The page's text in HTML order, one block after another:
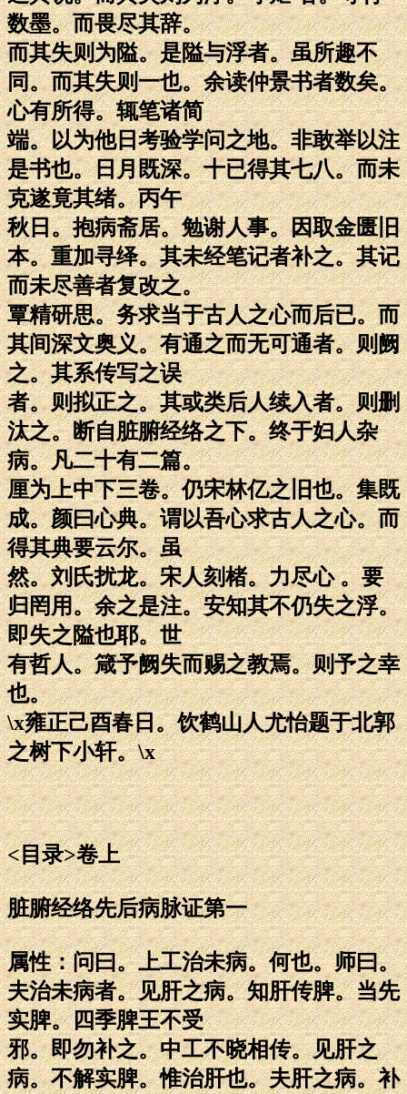
数墨。而畏尽其辞。
而其失则为隘。是隘与浮者。虽所趣不
同。而其失则一也。余读仲景书者数矣。
心有所得。辄笔诸简
端。以为他日考验学问之地。非敢举以注
是书也。日月既深。十已得其七八。而未
克遂竟其绪。丙午
秋日。抱病斋居。勉谢人事。因取金匮旧
本。重加寻绎。其未经笔记者补之。其记
而未尽善者复改之。
覃精研思。务求当于古人之心而后已。而
其间深文奥义。有通之而无可通者。则阙
之。其系传写之误
者。则拟正之。其或类后人续入者。则删
汰之。断自脏腑经络之下。终于妇人杂
病。凡二十有二篇。
厘为上中下三卷。仍宋林亿之旧也。集既
成。颜曰心典。谓以吾心求古人之心。而
得其典要云尔。虽
然。刘氏扰龙。宋人刻楮。力尽心 。要
归罔用。余之是注。安知其不仍失之浮。
即失之隘也耶。世
有哲人。箴予阙失而赐之教焉。则予之幸
也。
\x雍正己酉春日。饮鹤山人尤怡题于北郭
之树下小轩。\x
<目录>卷上
脏腑经络先后病脉证第一
属性：问曰。上工治未病。何也。师曰。
夫治未病者。见肝之病。知肝传脾。当先
实脾。四季脾王不受
邪。即勿补之。中工不晓相传。见肝之
病。不解实脾。惟治肝也。夫肝之病。补